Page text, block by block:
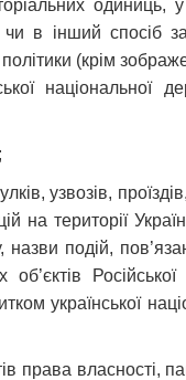
чи в інший спосіб
(крім
національної
узвозів,
на території
подій,
української
права власності,